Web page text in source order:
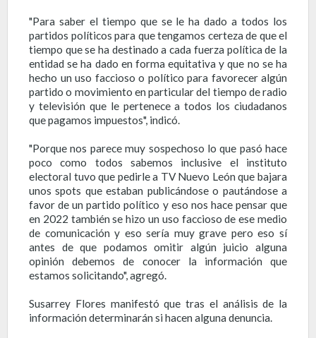
"Para saber el tiempo que se le ha dado a todos los
partidos políticos para que tengamos certeza de que el
tiempo que se ha destinado a cada fuerza política de la
entidad se ha dado en forma equitativa y que no se ha
hecho un uso faccioso o político para favorecer algún
partido o movimiento en particular del tiempo de radio
y televisión que le pertenece a todos los ciudadanos
que pagamos impuestos", indicó.
"Porque nos parece muy sospechoso lo que pasó hace
poco como todos sabemos inclusive el instituto
electoral tuvo que pedirle a TV Nuevo León que bajara
unos spots que estaban publicándose o pautándose a
favor de un partido político y eso nos hace pensar que
en 2022 también se hizo un uso faccioso de ese medio
de comunicación y eso sería muy grave pero eso sí
antes de que podamos omitir algún juicio alguna
opinión debemos de conocer la información que
estamos solicitando", agregó.
Susarrey Flores manifestó que tras el análisis de la
información determinarán si hacen alguna denuncia.